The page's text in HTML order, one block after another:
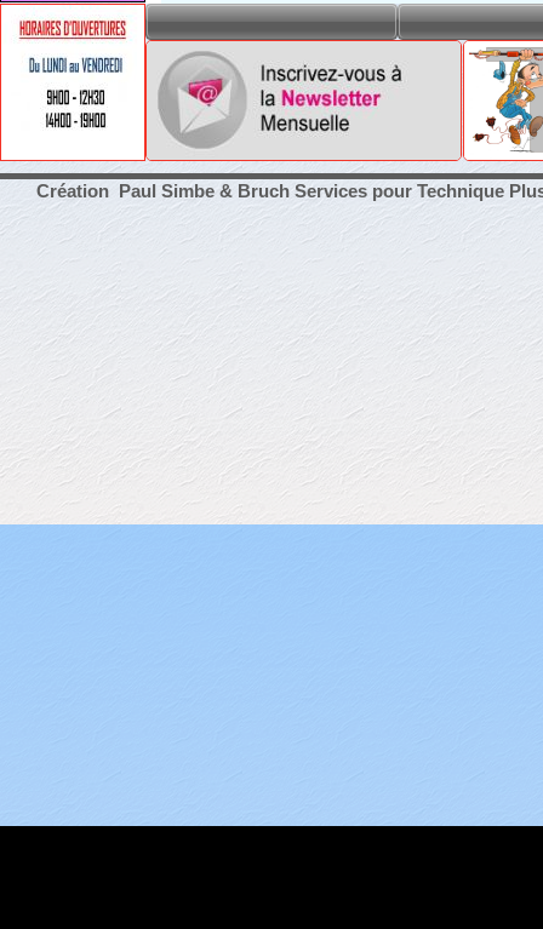
Création Paul Simbe & Bruch Services pour Technique